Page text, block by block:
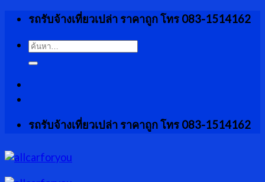
Skip
content
รถรับจ้างเที่ยวเปล่า ราคาถูก โทร 083-1514162
ค้นหา:
รถรับจ้างเที่ยวเปล่า ราคาถูก โทร 083-1514162